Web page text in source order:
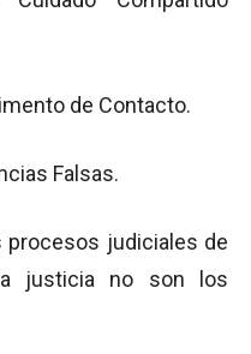
de Contacto.
Falsas.
procesos judiciales de
justicia no son los